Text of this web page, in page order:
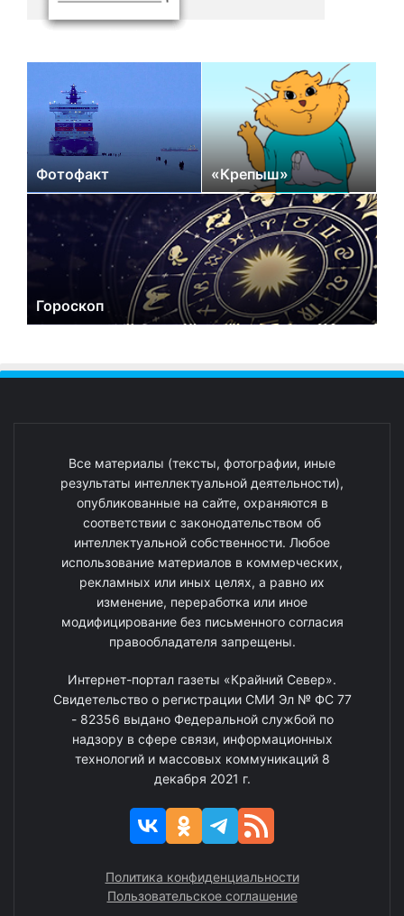
Фотофакт «Крепыш»
Гороскоп
Все материалы (тексты, фотографии, иные
результаты интеллектуальной деятельности),
опубликованные на сайте, охраняются в
соответствии с законодательством об
интеллектуальной собственности. Любое
использование материалов в коммерческих,
рекламных или иных целях, а равно их
изменение, переработка или иное
модифицирование без письменного согласия
правообладателя запрещены.
Интернет-портал газеты «Крайний Север».
Свидетельство о регистрации СМИ Эл № ФС 77
- 82356 выдано Федеральной службой по
надзору в сфере связи, информационных
технологий и массовых коммуникаций 8
декабря 2021 г.
Политика конфиденциальности
Пользовательское соглашение